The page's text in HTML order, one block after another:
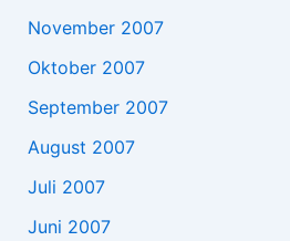
November 2007
Oktober 2007
September 2007
August 2007
Juli 2007
Juni 2007